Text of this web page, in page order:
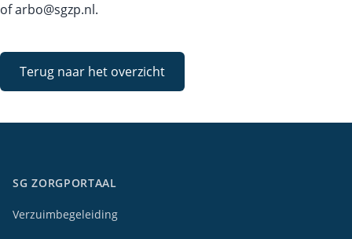
ofarbo@sgzp.nl.
Terug naar het overzicht
SG ZORGPORTAAL
Verzuimbegeleiding